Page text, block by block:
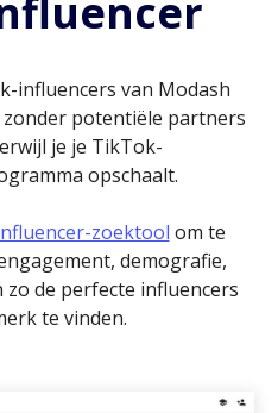
influencers van Modash
potentiële partners
je je TikTok-
opschaalt.
zoektool om te
demografie,
de perfecte influencers
te vinden.